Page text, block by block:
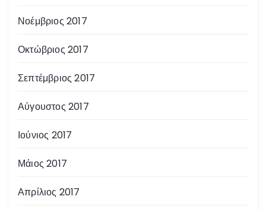
Νοέμβριος 2017
Οκτώβριος 2017
Σεπτέμβριος 2017
Αύγουστος 2017
Ιούνιος 2017
Μάιος 2017
Απρίλιος 2017